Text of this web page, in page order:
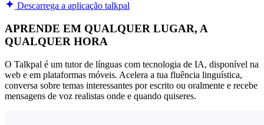
Descarrega a aplicação talkpal
APRENDE EM QUALQUER LUGAR, A
QUALQUER HORA
O Talkpal é um tutor de línguas com tecnologia de IA, disponível na
web e em plataformas móveis. Acelera a tua fluência linguística,
conversa sobre temas interessantes por escrito ou oralmente e recebe
mensagens de voz realistas onde e quando quiseres.